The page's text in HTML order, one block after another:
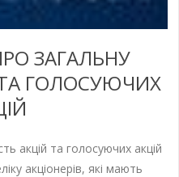
ЗАГАЛЬНУ
ТА ГОЛОСУЮЧИХ
акцій та голосуючих акцій
акціонерів, які мають